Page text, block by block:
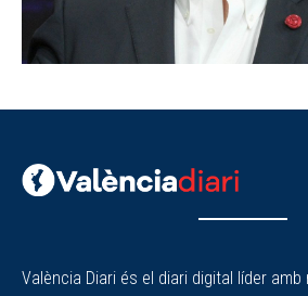
València Diari és el diari digital líder